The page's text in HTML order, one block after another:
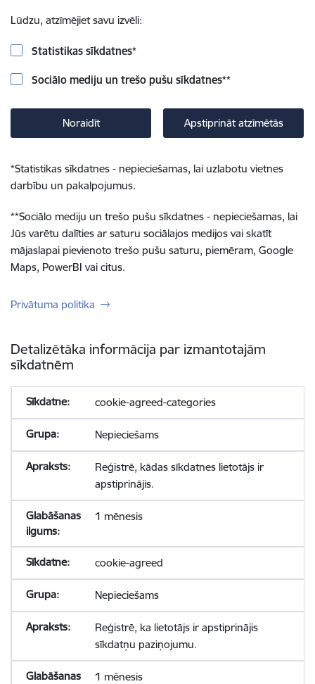
Lūdzu, atzīmējiet savu izvēli:
Statistikas sīkdatnes*
Sociālo mediju un trešo pušu sīkdatnes**
Noraidīt Apstiprināt atzīmētās
*Statistikas sīkdatnes - nepieciešamas, lai uzlabotu vietnes
darbību un pakalpojumus.
**Sociālo mediju un trešo pušu sīkdatnes - nepieciešamas, lai
Jūs varētu dalīties ar saturu sociālajos medijos vai skatīt
mājaslapai pievienoto trešo pušu saturu, piemēram, Google
Maps, PowerBI vai citus.
Privātuma politika
Detalizētāka informācija par izmantotajām
sīkdatnēm
cookie-agreed-categories
Nepieciešams
Reģistrē, kādas sīkdatnes lietotājs ir
apstiprinājis.
1 mēnesis
cookie-agreed
Nepieciešams
Reģistrē, ka lietotājs ir apstiprinājis
sīkdatņu paziņojumu.
1 mēnesis